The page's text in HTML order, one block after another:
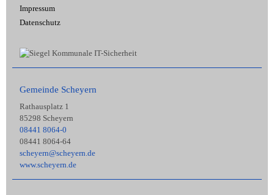
Impressum
Datenschutz
Gemeinde Scheyern
Rathausplatz 1
85298 Scheyern
08441 8064-0
08441 8064-64
scheyern@scheyern.de
www.scheyern.de